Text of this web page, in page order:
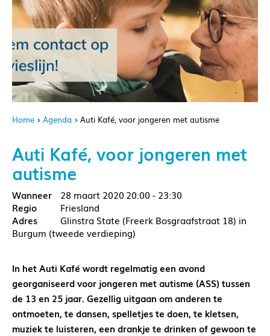
Home Agenda Auti Kafé, voor jongeren met autisme
Auti Kafé, voor jongeren met
autisme
28 maart 202020:00 - 23:30
Friesland
Glinstra State (Freerk Bosgraafstraat 18) in
Burgum (tweede verdieping)
In het Auti Kafé wordt regelmatig een avond
georganiseerd voor jongeren met autisme (ASS) tussen
de 13 en 25 jaar. Gezellig uitgaan om anderen te
ontmoeten, te dansen, spelletjes te doen, te kletsen,
muziek te luisteren, een drankje te drinken of gewoon te